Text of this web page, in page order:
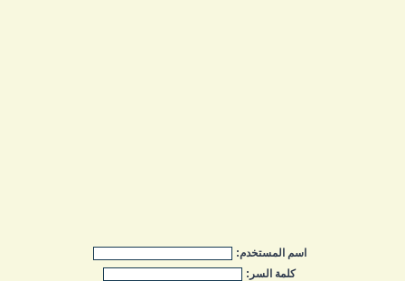
اسم المستخدم:
كلمة السر: